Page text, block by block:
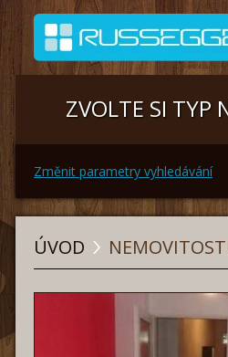
ZVOLTE SI TYP
Změnit parametry vyhledávání
ÚVOD